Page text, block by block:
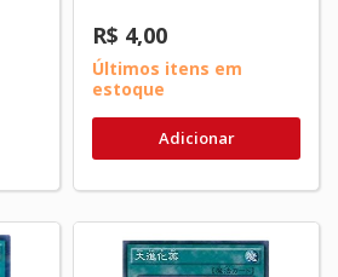
R$ 4,00
Últimos itens em
estoque
Adicionar